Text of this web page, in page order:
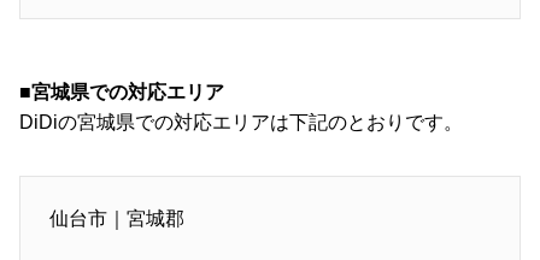
■宮城県での対応エリア
DiDiの宮城県での対応エリアは下記のとおりです。
仙台市｜宮城郡